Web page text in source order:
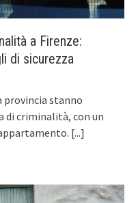
a Firenze:
di sicurezza
provincia stanno
di criminalità, con un
[...]